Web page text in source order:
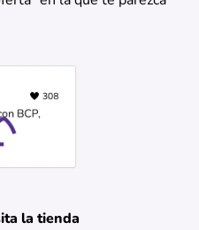
la tienda